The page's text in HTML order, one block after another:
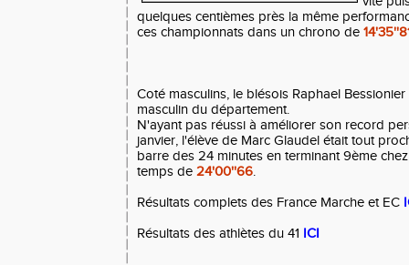
quelques centièmes près la même
ces championnats dans un chrono de
Coté masculins, le blésois Raphael
masculin du département.
N'ayant pas réussi à améliorer son record
janvier, l'élève de Marc Glaudel était tout
barre des 24 minutes en terminant 9ème
temps de 24'00''66.
Résultats complets des France Marche et EC
Résultats des athlètes du 41 ICI